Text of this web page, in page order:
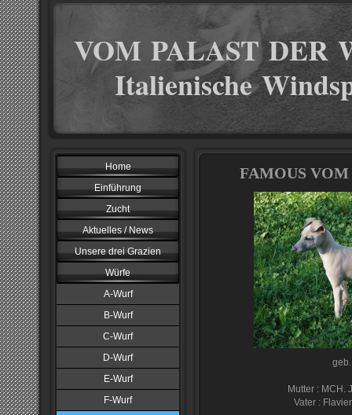
VOM PALAST DER
Italienische
Home
Einführung
Zucht
Aktuelles / News
Unsere drei Grazien
Würfe
A-Wurf
B-Wurf
C-Wurf
D-Wurf
E-Wurf
F-Wurf
FAMOUS VOM
Mutter : MCH.
Vater :